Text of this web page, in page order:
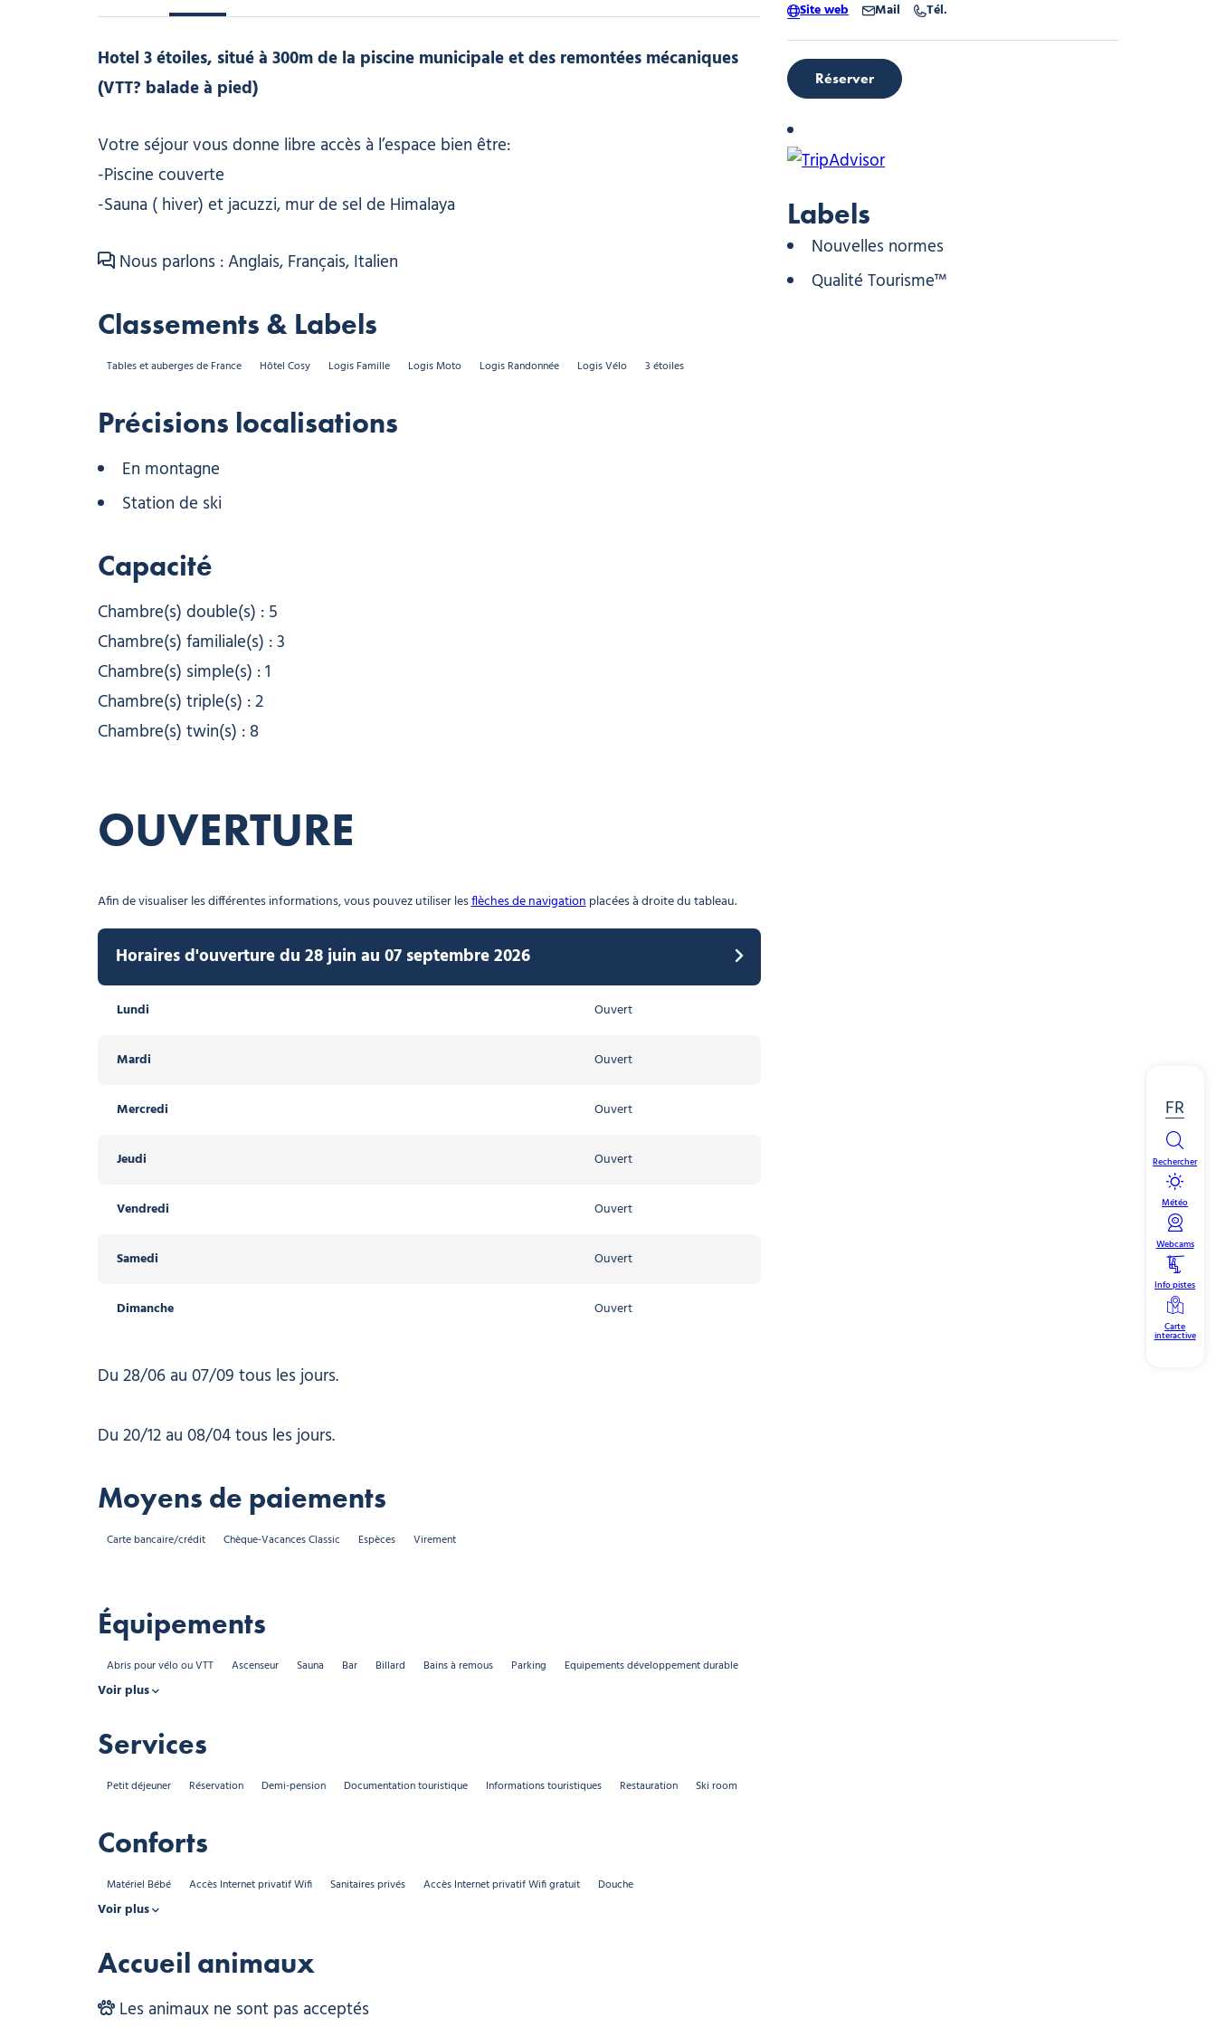
FR
Rechercher
Météo
Webcams
Info pistes
Carte
interactive
Hotel 3 étoiles, situé à 300m de la piscine municipale et des remontées mécaniques
(VTT? balade à pied)
Votre séjour vous donne libre accès à l’espace bien être:
-Piscine couverte
-Sauna ( hiver) et jacuzzi, mur de sel de Himalaya
Nous parlons : Anglais, Français, Italien
Classements & Labels
Tables et auberges de France Hôtel Cosy Logis Famille Logis Moto Logis Randonnée Logis Vélo 3 étoiles
Précisions localisations
En montagne
Station de ski
Capacité
Chambre(s) double(s) : 5
Chambre(s) familiale(s) : 3
Chambre(s) simple(s) : 1
Chambre(s) triple(s) : 2
Chambre(s) twin(s) : 8
OUVERTURE
Afin de visualiser les différentes informations, vous pouvez utiliser lesflèches de navigationplacées à droite du tableau.
Horaires d'ouverture du 28 juin au 07 septembre 2026
Lundi Ouvert
Mardi Ouvert
Mercredi Ouvert
Jeudi Ouvert
Vendredi Ouvert
Samedi Ouvert
Dimanche Ouvert
Horaires d'ouverture du 20 décembre 2026 au 08 avril 2027
Lundi Ouvert
Mardi Ouvert
Mercredi Ouvert
Jeudi Ouvert
Vendredi Ouvert
Samedi Ouvert
Dimanche Ouvert
Du 28/06 au 07/09 tous les jours.
Du 20/12 au 08/04 tous les jours.
Moyens de paiements
Carte bancaire/crédit Chèque-Vacances Classic Espèces Virement
Équipements
Abris pour vélo ou VTT Ascenseur Sauna Bar Billard Bains à remous Parking Equipements développement durable
Voir plus
Services
Petit déjeuner Réservation Demi-pension Documentation touristique Informations touristiques Restauration Ski room
Conforts
Matériel Bébé Accès Internet privatif Wifi Sanitaires privés Accès Internet privatif Wifi gratuit Douche
Voir plus
Accueil animaux
Les animaux ne sont pas acceptés
Site web Mail Tél.
Réserver
Labels
Nouvelles normes
Qualité Tourisme™